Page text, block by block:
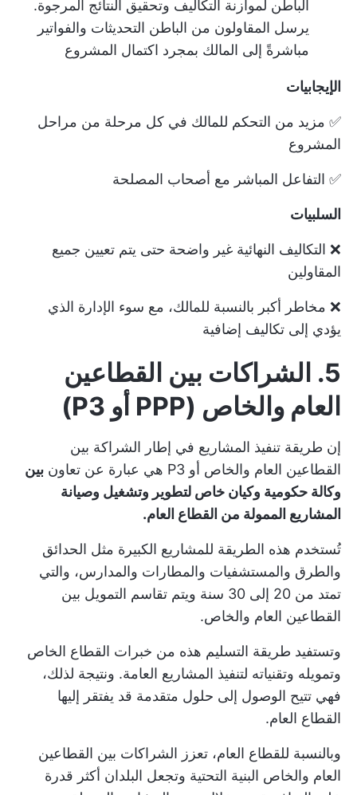
الباطن لموازنة التكاليف وتحقيق النتائج المرجوة.
يرسل المقاولون من الباطن التحديثات والفواتير
مباشرةً إلى المالك بمجرد اكتمال المشروع
الإيجابيات
✅ مزيد من التحكم للمالك في كل مرحلة من مراحل
المشروع
✅ التفاعل المباشر مع أصحاب المصلحة
السلبيات
❌ التكاليف النهائية غير واضحة حتى يتم تعيين جميع
المقاولين
❌ مخاطر أكبر بالنسبة للمالك، مع سوء الإدارة الذي
يؤدي إلى تكاليف إضافية
5. الشراكات بين القطاعين
العام والخاص (PPP أو P3)
إن طريقة تنفيذ المشاريع في إطار الشراكة بين
القطاعين العام والخاص أو P3 هي عبارة عن تعاون
بين
وكالة حكومية وكيان خاص لتطوير وتشغيل وصيانة
المشاريع الممولة من القطاع العام.
تُستخدم هذه الطريقة للمشاريع الكبيرة مثل الحدائق
والطرق والمستشفيات والمطارات والمدارس، والتي
تمتد من 20 إلى 30 سنة ويتم تقاسم التمويل بين
القطاعين العام والخاص.
وتستفيد طريقة التسليم هذه من خبرات القطاع الخاص
وتمويله وتقنياته لتنفيذ المشاريع العامة. ونتيجة لذلك،
فهي تتيح الوصول إلى حلول متقدمة قد يفتقر إليها
القطاع العام.
وبالنسبة للقطاع العام، تعزز الشراكات بين القطاعين
العام والخاص البنية التحتية وتجعل البلدان أكثر قدرة